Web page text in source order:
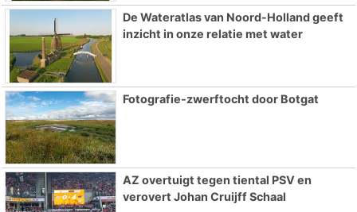
De Wateratlas van Noord-Holland geeft
inzicht in onze relatie met water
Fotografie-zwerftocht door Botgat
AZ overtuigt tegen tiental PSV en
verovert Johan Cruijff Schaal